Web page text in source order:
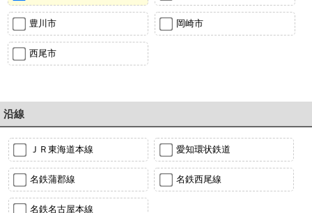
豊川市 岡崎市
西尾市
沿線
ＪＲ東海道本線 愛知環状鉄道
名鉄蒲郡線 名鉄西尾線
名鉄名古屋本線